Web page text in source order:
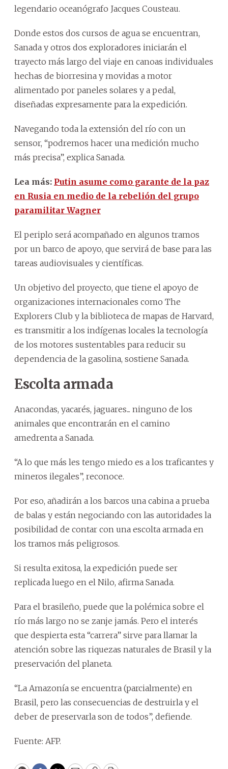
legendario oceanógrafo Jacques Cousteau.
Donde estos dos cursos de agua se encuentran,
Sanada y otros dos exploradores iniciarán el
trayecto más largo del viaje en canoas individuales
hechas de biorresina y movidas a motor
alimentado por paneles solares y a pedal,
diseñadas expresamente para la expedición.
Navegando toda la extensión del río con un
sensor, “podremos hacer una medición mucho
más precisa”, explica Sanada.
Lea más: Putin asume como garante de la paz
en Rusia en medio de la rebelión del grupo
paramilitar Wagner
El periplo será acompañado en algunos tramos
por un barco de apoyo, que servirá de base para las
tareas audiovisuales y científicas.
Un objetivo del proyecto, que tiene el apoyo de
organizaciones internacionales como The
Explorers Club y la biblioteca de mapas de Harvard,
es transmitir a los indígenas locales la tecnología
de los motores sustentables para reducir su
dependencia de la gasolina, sostiene Sanada.
Escolta armada
Anacondas, yacarés, jaguares... ninguno de los
animales que encontrarán en el camino
amedrenta a Sanada.
“A lo que más les tengo miedo es a los traficantes y
mineros ilegales”, reconoce.
Por eso, añadirán a los barcos una cabina a prueba
de balas y están negociando con las autoridades la
posibilidad de contar con una escolta armada en
los tramos más peligrosos.
Si resulta exitosa, la expedición puede ser
replicada luego en el Nilo, afirma Sanada.
Para el brasileño, puede que la polémica sobre el
río más largo no se zanje jamás. Pero el interés
que despierta esta “carrera” sirve para llamar la
atención sobre las riquezas naturales de Brasil y la
preservación del planeta.
“La Amazonía se encuentra (parcialmente) en
Brasil, pero las consecuencias de destruirla y el
deber de preservarla son de todos”, defiende.
Fuente: AFP.